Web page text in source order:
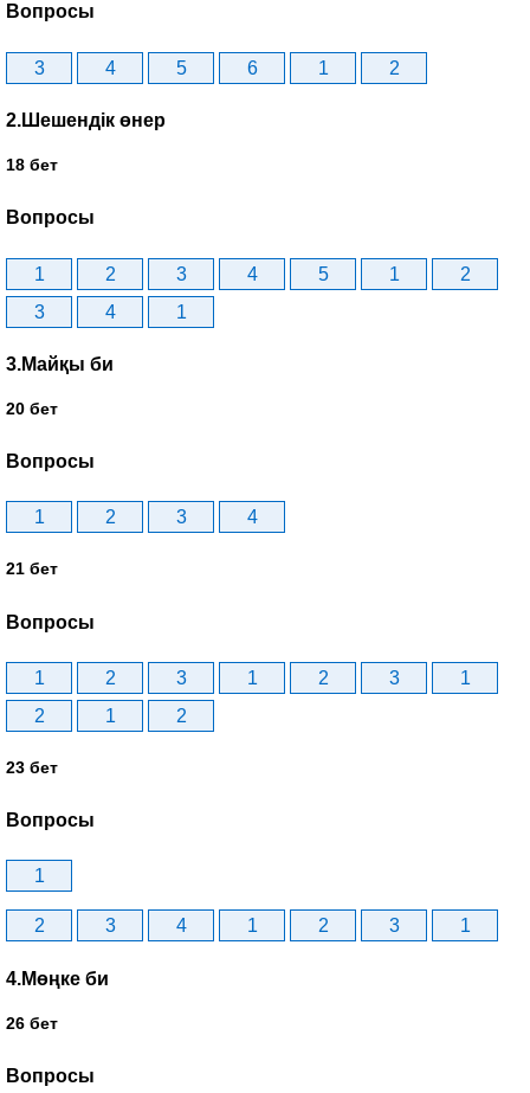
Вопросы
3 4 5 6 1 2
2.Шешендік өнер
18 бет
Вопросы
1 2 3 4 5 1
2
3
4 1
3.Майқы би
20 бет
Вопросы
1 2 3 4
21 бет
Вопросы
1 2 3 1 2 3
1
2
1 2
23 бет
Вопросы
1
2 3 4 1 2 3 1
4.Мөңке би
26 бет
Вопросы